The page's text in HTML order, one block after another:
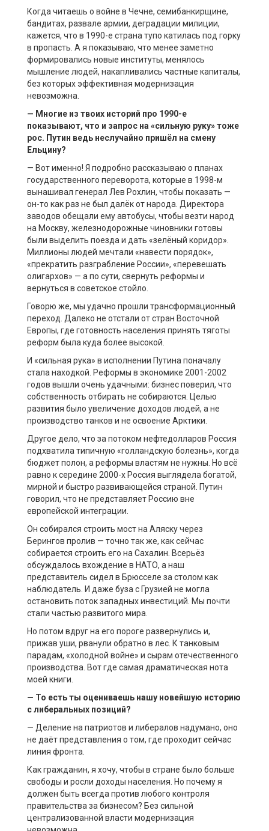
Когда читаешь о войне в Чечне, семибанкирщине,
бандитах, развале армии, деградации милиции,
кажется, что в 1990-е страна тупо катилась под горку
в пропасть. А я показываю, что менее заметно
формировались новые институты, менялось
мышление людей, накапливались частные капиталы,
без которых эффективная модернизация
невозможна.
— Многие из твоих историй про 1990-е
показывают, что и запрос на «сильную руку» тоже
рос. Путин ведь неслучайно пришёл на смену
Ельцину?
— Вот именно! Я подробно рассказываю о планах
государственного переворота, которые в 1998-м
вынашивал генерал Лев Рохлин, чтобы показать —
он-то как раз не был далёк от народа. Директора
заводов обещали ему автобусы, чтобы везти народ
на Москву, железнодорожные чиновники готовы
были выделить поезда и дать «зелёный коридор».
Миллионы людей мечтали «навести порядок»,
«прекратить разграбление России», «перевешать
олигархов» — а по сути, свернуть реформы и
вернуться в советское стойло.
Говорю же, мы удачно прошли трансформационный
переход. Далеко не отстали от стран Восточной
Европы, где готовность населения принять тяготы
реформ была куда более высокой.
И «сильная рука» в исполнении Путина поначалу
стала находкой. Реформы в экономике 2001-2002
годов вышли очень удачными: бизнес поверил, что
собственность отбирать не собираются. Целью
развития было увеличение доходов людей, а не
производство танков и не освоение Арктики.
Другое дело, что за потоком нефтедолларов Россия
подхватила типичную «голландскую болезнь», когда
бюджет полон, а реформы властям не нужны. Но всё
равно к середине 2000-х Россия выглядела богатой,
мирной и быстро развивающейся страной. Путин
говорил, что не представляет Россию вне
европейской интеграции.
Он собирался строить мост на Аляску через
Берингов пролив — точно так же, как сейчас
собирается строить его на Сахалин. Всерьёз
обсуждалось вхождение в НАТО, а наш
представитель сидел в Брюсселе за столом как
наблюдатель. И даже буза с Грузией не могла
остановить поток западных инвестиций. Мы почти
стали частью развитого мира.
Но потом вдруг на его пороге развернулись и,
прижав уши, рванули обратно в лес. К танковым
парадам, «холодной войне» и сырам отечественного
производства. Вот где самая драматическая нота
моей книги.
— То есть ты оцениваешь нашу новейшую историю
с либеральных позиций?
— Деление на патриотов и либералов надумано, оно
не даёт представления о том, где проходит сейчас
линия фронта.
Как гражданин, я хочу, чтобы в стране было больше
свободы и росли доходы населения. Но почему я
должен быть всегда против любого контроля
правительства за бизнесом? Без сильной
централизованной власти модернизация